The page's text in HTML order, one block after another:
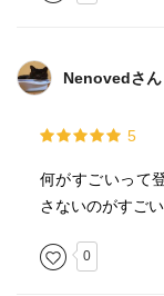
Nenovedさん
5
何がすごいって
さないのがすごい
0